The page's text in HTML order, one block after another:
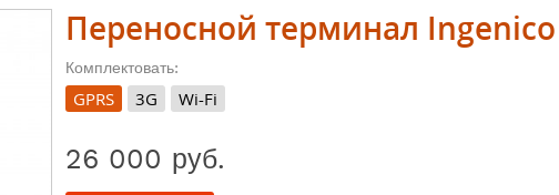
Переносной терминал
Комплектовать:
GPRS 3G Wi-Fi
26 000 руб.